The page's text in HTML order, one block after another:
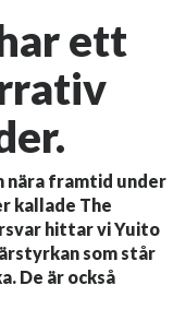
ett
nära framtid under
kallade The
hittar vi Yuito
som står
De är också